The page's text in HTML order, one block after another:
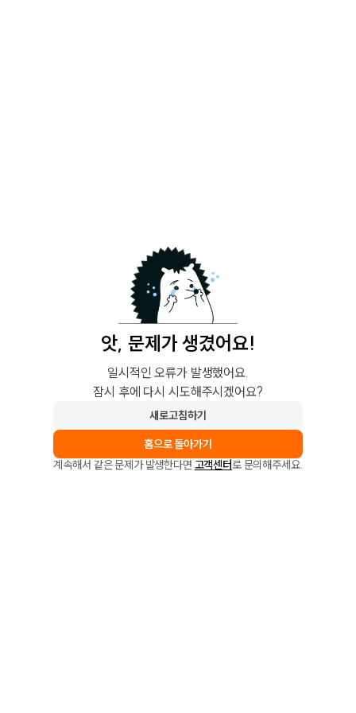
앗, 문제가 생겼어요!
일시적인 오류가 발생했어요.
잠시 후에 다시 시도해주시겠어요?
새로고침하기
홈으로 돌아가기
계속해서 같은 문제가 발생한다면 고객센터로 문의해주세요.